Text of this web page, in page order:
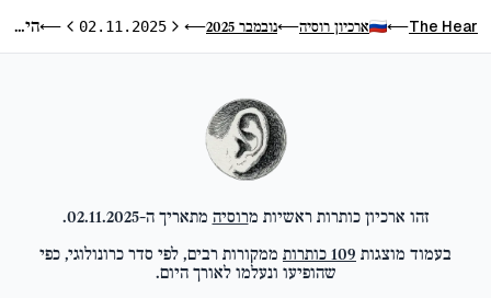
The Hear
⟵ ארכיון רוסיה⟵נובמבר 2025 ⟵היום הקודם
02.11.2025 היום הבא
⟵ היום שבו אוקראינה תקפה את נמל טואפסה
זהו ארכיון כותרות ראשיות מרוסיה מתאריך ה-02.11.2025
.
בעמוד מוצגות 109 כותרות ממקורות רבים, לפי סדר כרונולוגי, כפי
שהופיעו ונעלמו לאורך היום.